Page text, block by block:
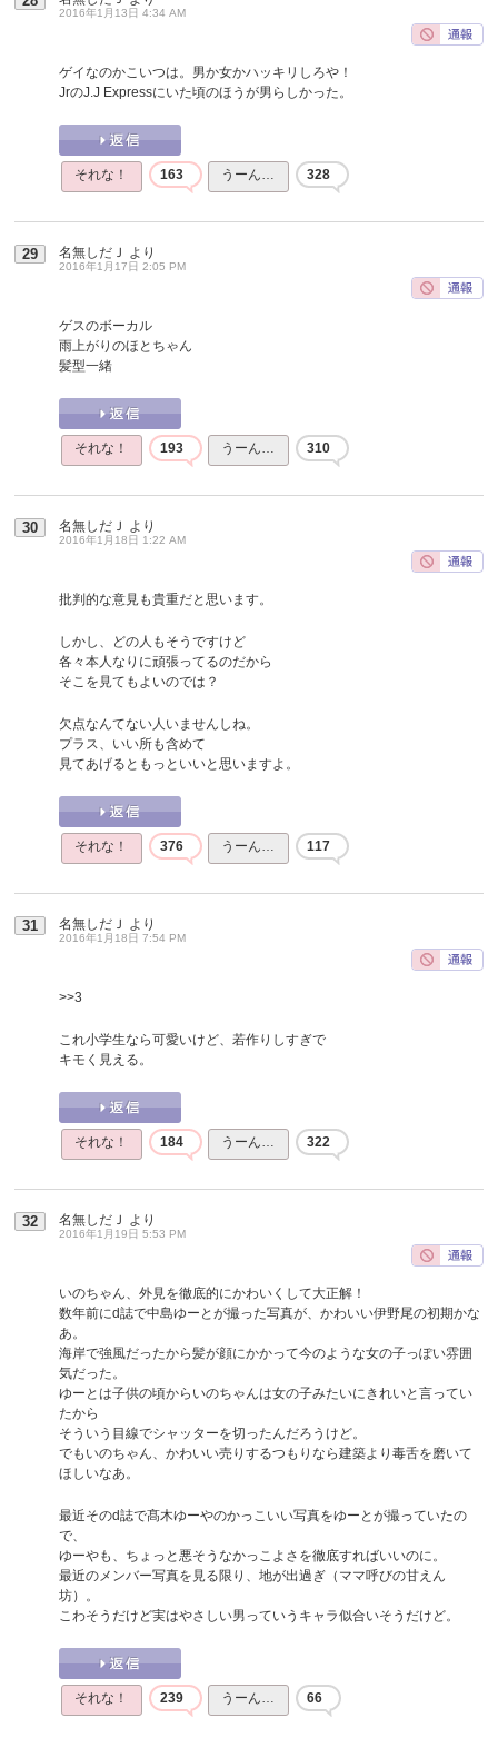
2016年1月13日 4:34 AM
ゲイなのかこいつは。男か女かハッキリしろや！
JrのJ.J Expressにいた頃のほうが男らしかった。
それな！ 163 うーん… 328
29 名無しだＪ より
2016年1月17日 2:05 PM
ゲスのボーカル
雨上がりのほとちゃん
髪型一緒
それな！ 193 うーん… 310
30 名無しだＪ より
2016年1月18日 1:22 AM
批判的な意見も貴重だと思います。
しかし、どの人もそうですけど
各々本人なりに頑張ってるのだから
そこを見てもよいのでは？
欠点なんてない人いませんしね。
プラス、いい所も含めて
見てあげるともっといいと思いますよ。
それな！ 376 うーん… 117
31 名無しだＪ より
2016年1月18日 7:54 PM
>>3
これ小学生なら可愛いけど、若作りしすぎで
キモく見える。
それな！ 184 うーん… 322
32 名無しだＪ より
2016年1月19日 5:53 PM
いのちゃん、外見を徹底的にかわいくして大正解！
数年前にd誌で中島ゆーとが撮った写真が、かわいい伊野尾の初期かな
あ。
海岸で強風だったから髪が顔にかかって今のような女の子っぽい雰囲
気だった。
ゆーとは子供の頃からいのちゃんは女の子みたいにきれいと言ってい
たから
そういう目線でシャッターを切ったんだろうけど。
でもいのちゃん、かわいい売りするつもりなら建築より毒舌を磨いて
ほしいなあ。
最近そのd誌で髙木ゆーやのかっこいい写真をゆーとが撮っていたの
で、
ゆーやも、ちょっと悪そうなかっこよさを徹底すればいいのに。
最近のメンバー写真を見る限り、地が出過ぎ（ママ呼びの甘えん
坊）。
こわそうだけど実はやさしい男っていうキャラ似合いそうだけど。
それな！ 239 うーん… 66